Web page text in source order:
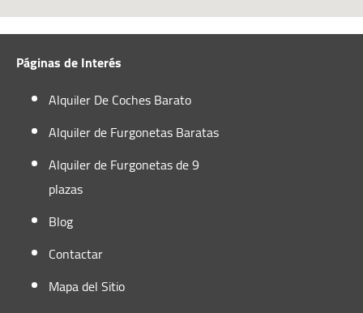
la zona con la frontera portuguesa y Badajoz.
Páginas de Interés
Alquiler De Coches Barato
Alquiler de Furgonetas Baratas
Alquiler de Furgonetas de 9
plazas
Blog
Contactar
Mapa del Sitio